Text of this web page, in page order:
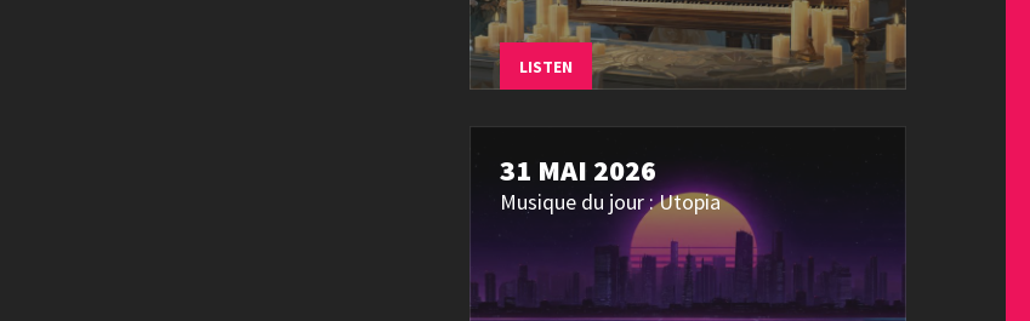
LISTEN
31 MAI 2026
Musique du jour : Utopia